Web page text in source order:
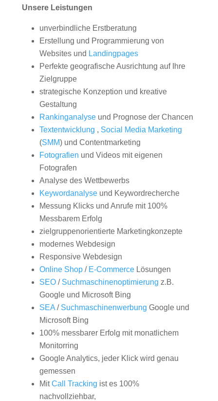
Unsere Leistungen
unverbindliche Erstberatung
Erstellung und Programmierung von
Websites und Landingpages
Perfekte geografische Ausrichtung auf Ihre
Zielgruppe
strategische Konzeption und kreative
Gestaltung
Rankinganalyseund Prognose der Chancen
Textentwicklung , Social Media Marketing
(SMM) und Contentmarketing
Fotografien und Videos mit eigenen
Fotografen
Analyse des Wettbewerbs
Keywordanalyseund Keywordrecherche
Messung Klicks und Anrufe mit 100%
Messbarem Erfolg
zielgruppenorientierte Marketingkonzepte
modernes Webdesign
Responsive Webdesign
Online Shop/ E-CommerceLösungen
SEO/ Suchmaschinenoptimierung z.B.
Google und Microsoft Bing
SEA/ Suchmaschinenwerbung Google und
Microsoft Bing
100% messbarer Erfolg mit monatlichem
Monitorring
Google Analytics, jeder Klick wird genau
gemessen
MitCall Tracking ist es 100%
nachvollziehbar,